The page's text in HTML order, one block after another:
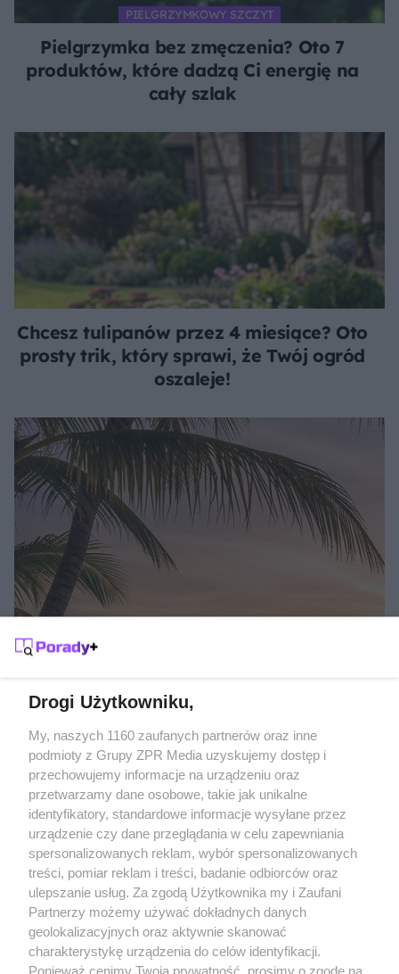
PIELGRZYMKOWY SZCZYT
Pielgrzymka bez zmęczenia? Oto 7
produktów, które dadzą Ci energię na
cały szlak
Chcesz tulipanów przez 4 miesiące? Oto
prosty trik, który sprawi, że Twój ogród
oszaleje!
Żaden utwór zamieszczony w serwisie nie może być powielany i
rozpowszechniany lub dalej rozpowszechniany w jakikolwiek sposób
(w tym także elektroniczny lub mechaniczny) na jakimkolwiek polu
eksploatacji w jakiejkolwiek formie, włącznie z umieszczaniem w
Internecie bez pisemnej zgody właściciela praw. Jakiekolwiek użycie
lub wykorzystanie utworów w całości lub w części z naruszeniem
prawa, tzn. bez właściwej zgody, jest zabronione pod groźbą kary i
może być ścigane prawnie.
O nas
Drogi Użytkowniku,
My, naszych 1160 zaufanych partnerów oraz inne
podmioty z Grupy ZPR Media uzyskujemy dostęp i
przechowujemy informacje na urządzeniu oraz
przetwarzamy dane osobowe, takie jak unikalne
identyfikatory, standardowe informacje wysyłane przez
urządzenie czy dane przeglądania w celu zapewniania
spersonalizowanych reklam, wybór spersonalizowanych
treści, pomiar reklam i treści, badanie odbiorców oraz
ulepszanie usług. Za zgodą Użytkownika my i Zaufani
Partnerzy możemy używać dokładnych danych
geolokalizacyjnych oraz aktywnie skanować
charakterystykę urządzenia do celów identyfikacji.
Ponieważ cenimy Twoją prywatność, prosimy o zgodę na